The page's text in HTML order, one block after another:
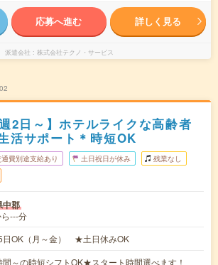
応募へ進む 詳しく見る
派遣会社 株式会社テクノ・サービス
2日～】ホテルライクな高齢者
活サポート＊時短OK
通費別途支給あり 土日祝日が休み 残業なし
中郡
---分
日OK（月～金） ★土日休みOK
～の時短シフトOK★スタート時間選べます！